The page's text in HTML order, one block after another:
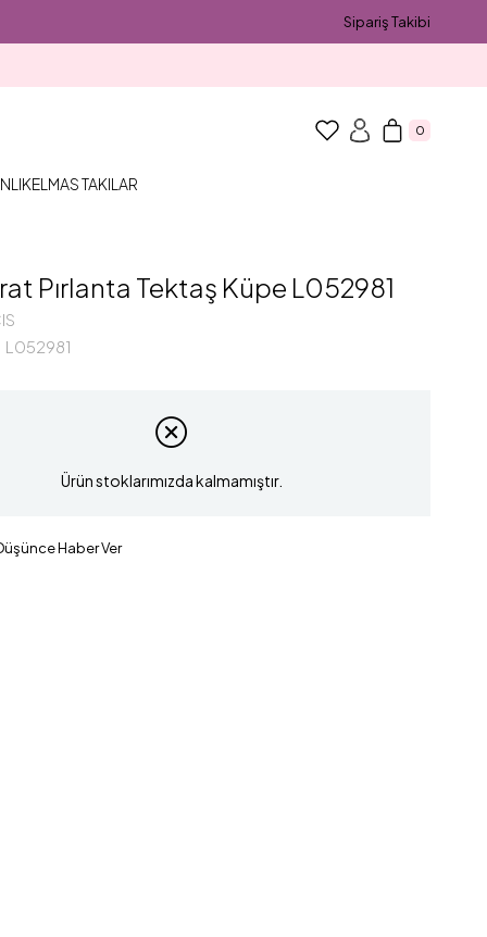
Sipariş Takibi
0
ELMAS TAKILAR
Pırlanta Tektaş Küpe L052981
L052981
Ürün stoklarımızda kalmamıştır.
Haber Ver